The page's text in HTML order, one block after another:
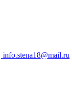
info.stena18@mail.ru